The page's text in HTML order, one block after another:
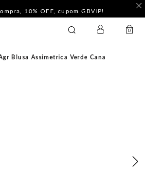
e ganhe 5%Off na Coleção Outline!
0
Blusa Assimetrica Verde Cana